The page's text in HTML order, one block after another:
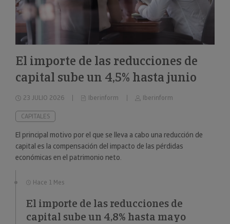
El importe de las reducciones de
capital sube un 4,5% hasta junio
23 JULIO 2026 Iberinform Iberinform
CAPITALES
El principal motivo por el que se lleva a cabo una reducción de
capital es la compensación del impacto de las pérdidas
económicas en el patrimonio neto.
Hace 1 Mes
El importe de las reducciones de
capital sube un 4,8% hasta mayo